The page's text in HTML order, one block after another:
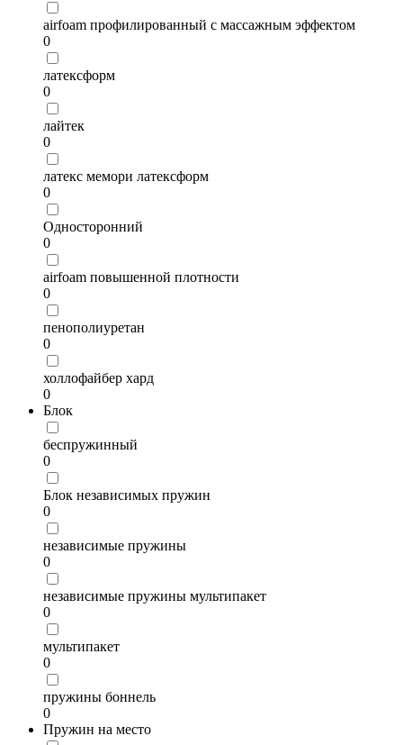
airfoam профилированный с массажным эффектом
0
латексформ
0
лайтек
0
латекс мемори латексформ
0
Односторонний
0
airfoam повышенной плотности
0
пенополиуретан
0
холлофайбер хард
0
Блок
беспружинный
0
Блок независимых пружин
0
независимые пружины
0
независимые пружины мультипакет
0
мультипакет
0
пружины боннель
0
Пружин на место